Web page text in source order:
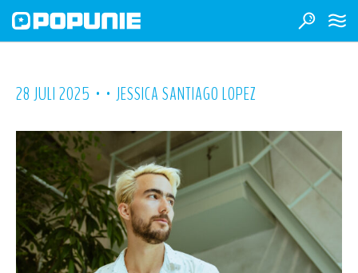
28 JULI 2025 • • JESSICA SANTIAGO LOPEZ